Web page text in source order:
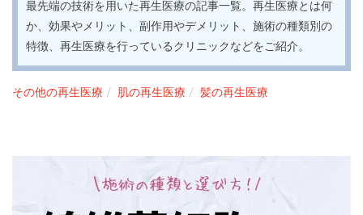
最先端の技術を用いた再生医療の記事一覧。再生医療とは何
か、効果やメリット、副作用やデメリット、施術の種類別の
特徴、再生医療を行っているクリニックなどをご紹介。
その他の再生医療 肌の再生医療 髪の再生医療